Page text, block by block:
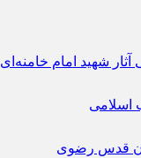
آثار شهید امام خامنه‌ای
اسلامی
قدس رضوی